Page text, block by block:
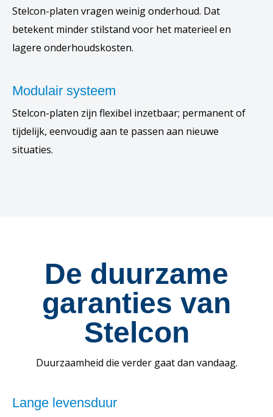
Stelcon-platen vragen weinig onderhoud. Dat
betekent minder stilstand voor het materieel en
lagere onderhoudskosten.
Modulair systeem
Stelcon-platen zijn flexibel inzetbaar; permanent of
tijdelijk, eenvoudig aan te passen aan nieuwe
situaties.
De duurzame
garanties van
Stelcon
Duurzaamheid die verder gaat dan vandaag.
Lange levensduur